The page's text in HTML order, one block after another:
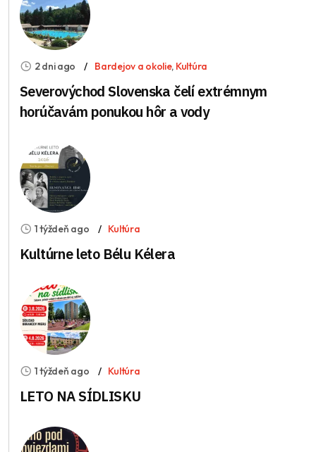
2 dni ago Bardejov a okolie, Kultúra
Severovýchod Slovenska čelí extrémnym
horúčavám ponukou hôr a vody
1 týždeň ago Kultúra
Kultúrne leto Bélu Kélera
1 týždeň ago Kultúra
LETO NA SÍDLISKU